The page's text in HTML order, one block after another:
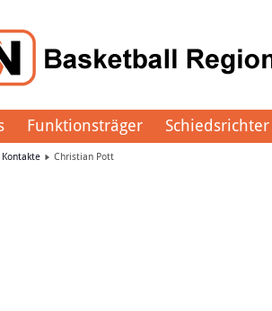
Funktionsträger Schiedsrichter
Kontakte Christian Pott